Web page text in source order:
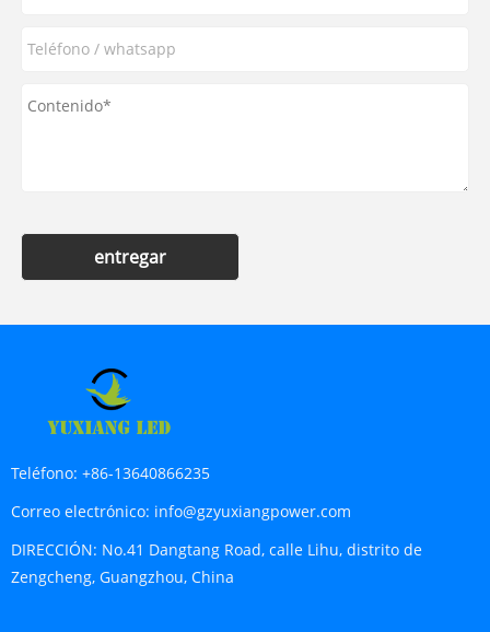
entregar
Teléfono: +86-13640866235
Correo electrónico: info@gzyuxiangpower.com
DIRECCIÓN: No.41 Dangtang Road, calle Lihu, distrito de
Zengcheng, Guangzhou, China